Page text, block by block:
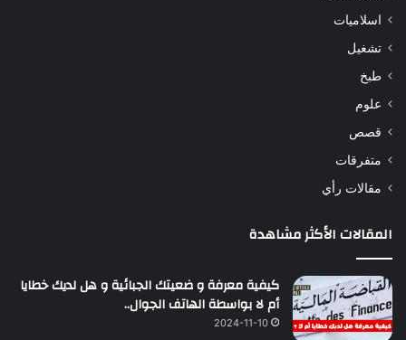
اسلاميات
تشغيل
طبخ
علوم
قصص
متفرقات
مقالات رأي
المقالات الأكثر مشاهدة
كيفية معرفة و ضعيتك الجبائية و هل لديك خطايا
أم لا بواسطة الهاتف الجوال..
2024-11-10